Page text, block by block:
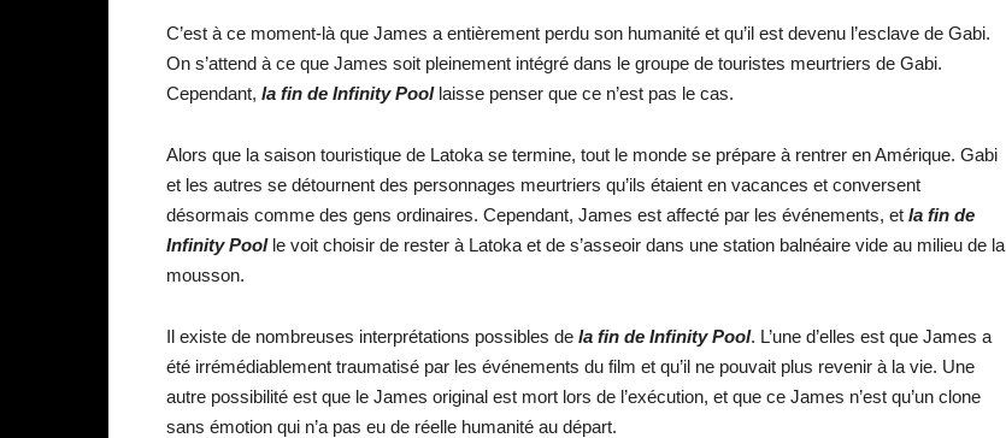
C’est à ce moment-là que James a entièrement perdu son humanité et qu’il est devenu l’esclave de Gabi.
On s’attend à ce que James soit pleinement intégré dans le groupe de touristes meurtriers de Gabi.
Cependant, la fin de Infinity Poollaisse penser que ce n’est pas le cas.
Alors que la saison touristique de Latoka se termine, tout le monde se prépare à rentrer en Amérique. Gabi
et les autres se détournent des personnages meurtriers qu’ils étaient en vacances et conversent
désormais comme des gens ordinaires. Cependant, James est affecté par les événements, et la fin de
Infinity Poolle voit choisir de rester à Latoka et de s’asseoir dans une station balnéaire vide au milieu de la
mousson.
Il existe de nombreuses interprétations possibles de la fin de Infinity Pool. L’une d’elles est que James a
été irrémédiablement traumatisé par les événements du film et qu’il ne pouvait plus revenir à la vie. Une
autre possibilité est que le James original est mort lors de l’exécution, et que ce James n’est qu’un clone
sans émotion qui n’a pas eu de réelle humanité au départ.